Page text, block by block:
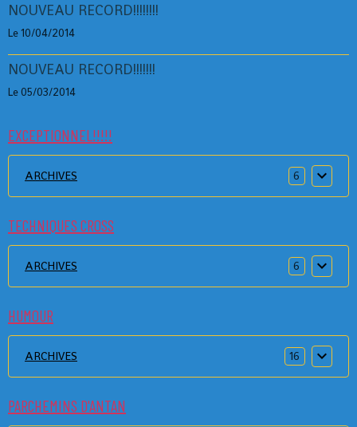
NOUVEAU RECORD!!!!!!!!
Le 10/04/2014
NOUVEAU RECORD!!!!!!!
Le 05/03/2014
EXCEPTIONNEL!!!!!
ARCHIVES 6
TECHNIQUES CROSS
ARCHIVES 6
HUMOUR
ARCHIVES 16
PARCHEMINS D'ANTAN